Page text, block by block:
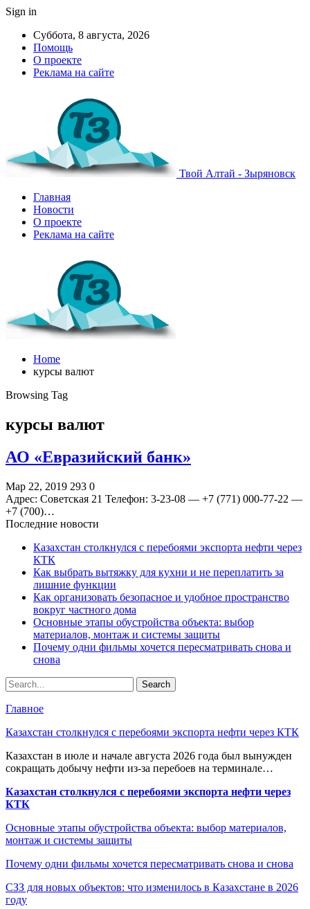
Sign in
Суббота, 8 августа, 2026
Помощь
О проекте
Реклама на сайте
Твой Алтай - Зыряновск
Главная
Новости
О проекте
Реклама на сайте
Home
курсы валют
Browsing Tag
курсы валют
АО «Евразийский банк»
Мар 22, 2019 293 0
Адрес: Советская 21 Телефон: 3-23-08 — +7 (771) 000-77-22 —
+7 (700)…
Последние новости
Казахстан столкнулся с перебоями экспорта нефти через
КТК
Как выбрать вытяжку для кухни и не переплатить за
лишние функции
Как организовать безопасное и удобное пространство
вокруг частного дома
Основные этапы обустройства объекта: выбор
материалов, монтаж и системы защиты
Почему одни фильмы хочется пересматривать снова и
снова
Главное
Казахстан столкнулся с перебоями экспорта нефти через КТК
Казахстан в июле и начале августа 2026 года был вынужден
сокращать добычу нефти из-за перебоев на терминале…
Казахстан столкнулся с перебоями экспорта нефти через
КТК
Основные этапы обустройства объекта: выбор материалов,
монтаж и системы защиты
Почему одни фильмы хочется пересматривать снова и снова
СЗЗ для новых объектов: что изменилось в Казахстане в 2026
году